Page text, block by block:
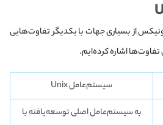
از بسیاری جهات با یکدیگر تفاوت‌هایی
تفاوت‌ها اشاره کرده‌ایم.
سیستم‌عامل Unix
به سیستم‌عامل اصلی توسعه‌یافته با